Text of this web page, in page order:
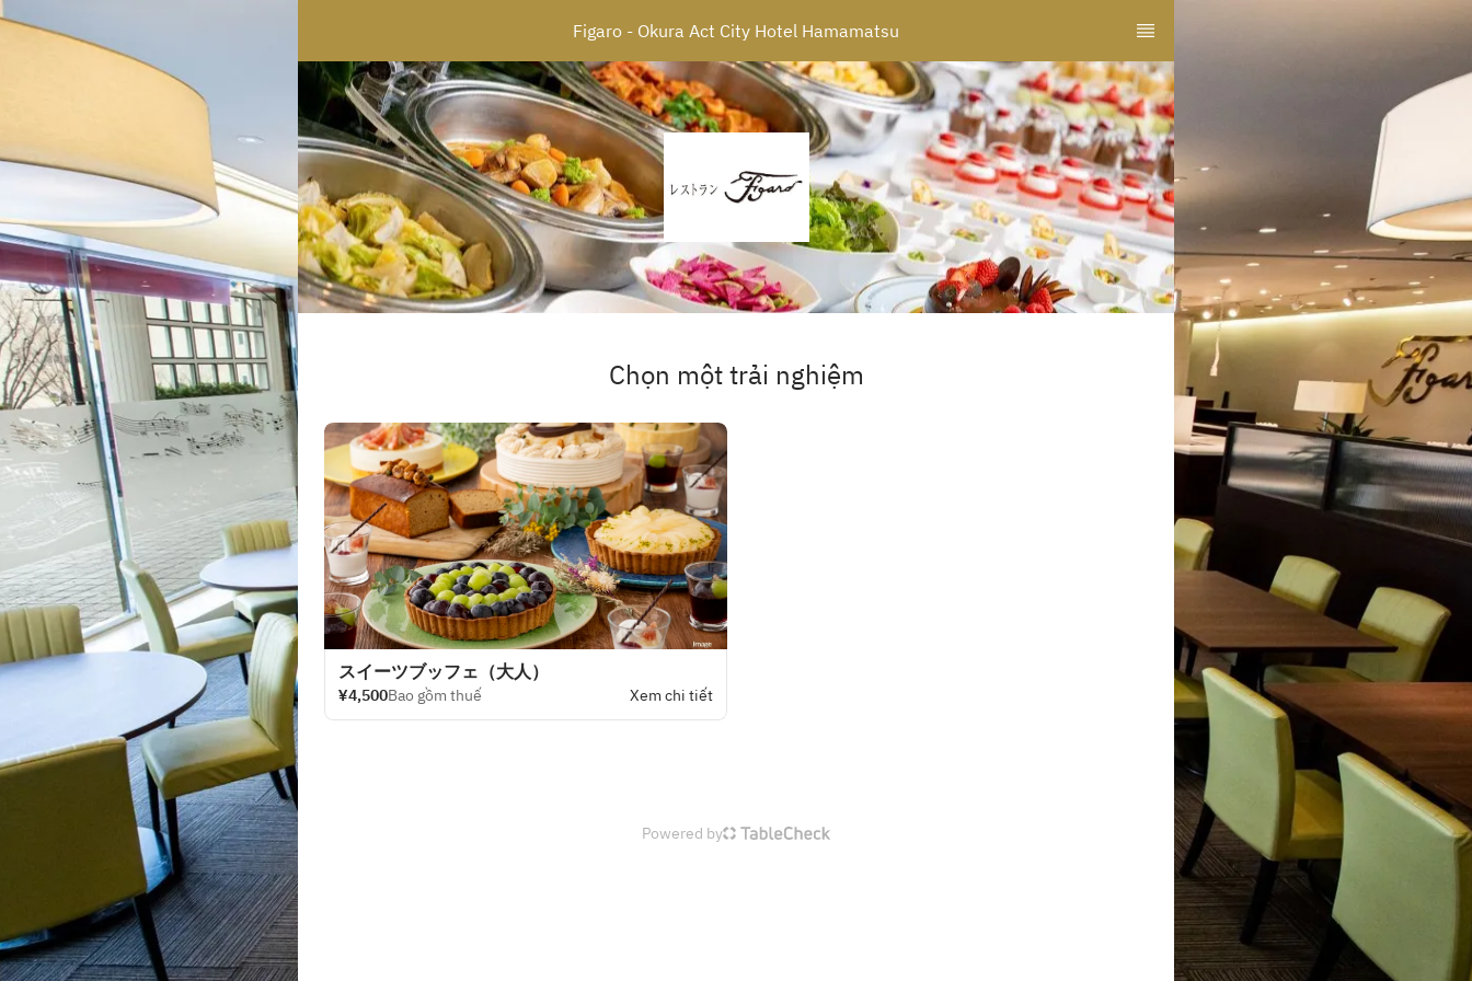
Figaro - Okura Act City Hotel Hamamatsu
Chọn một trải nghiệm
スイーツブッフェ（大人）
¥4,500Bao gồm thuế Xem chi tiết
Powered by